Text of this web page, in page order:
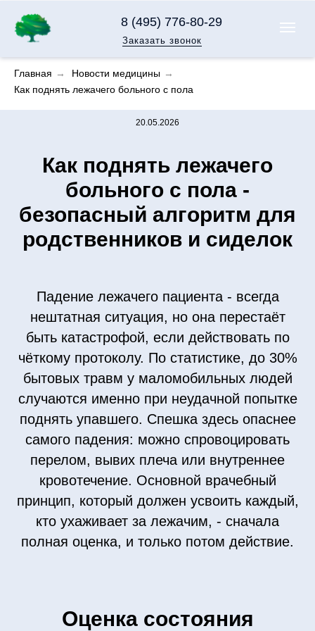
8 (495) 776-80-29
Заказать звонок
Главная → Новости медицины →
Как поднять лежачего больного с пола
20.05.2026
Как поднять лежачего
больного с пола -
безопасный алгоритм для
родственников и сиделок
Падение лежачего пациента - всегда
нештатная ситуация, но она перестаёт
быть катастрофой, если действовать по
чёткому протоколу. По статистике, до 30%
бытовых травм у маломобильных людей
случаются именно при неудачной попытке
поднять упавшего. Спешка здесь опаснее
самого падения: можно спровоцировать
перелом, вывих плеча или внутреннее
кровотечение. Основной врачебный
принцип, который должен усвоить каждый,
кто ухаживает за лежачим, - сначала
полная оценка, и только потом действие.
Оценка состояния